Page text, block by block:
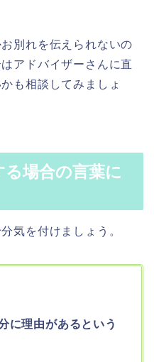
別れを伝えられないの
アドバイザーさんに直
も相談してみましょ
場合の言葉に
気を付けましょう。
に理由があるという